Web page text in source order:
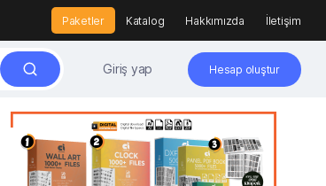
Paketler Katalog Hakkımızda İletişim
Giriş yap Hesap oluştur